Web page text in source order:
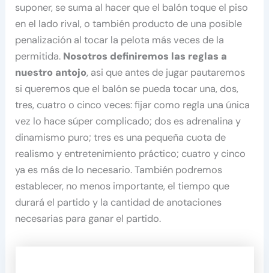
suponer, se suma al hacer que el balón toque el piso
en el lado rival, o también producto de una posible
penalización al tocar la pelota más veces de la
permitida. Nosotros definiremos las reglas a
nuestro antojo, asi que antes de jugar pautaremos
si queremos que el balón se pueda tocar una, dos,
tres, cuatro o cinco veces: fijar como regla una única
vez lo hace súper complicado; dos es adrenalina y
dinamismo puro; tres es una pequeña cuota de
realismo y entretenimiento práctico; cuatro y cinco
ya es más de lo necesario. También podremos
establecer, no menos importante, el tiempo que
durará el partido y la cantidad de anotaciones
necesarias para ganar el partido.